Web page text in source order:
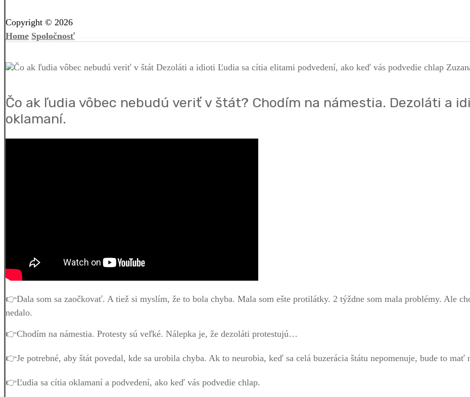
Copyright © 2026
Home Spoločnosť
Čo ak ľudia vôbec nebudú veriť v štát? Chodím na námestia. Dezoláti a
oklamaní.
👉Dala som sa zaočkovať. A tiež si myslím, že to bola chyba. Mala som ešte protilátky. 2 týždne som mala problémy. Ale
nedalo.
👉Chodím na námestia. Protesty sú veľké. Nálepka je, že dezoláti protestujú…
👉Je potrebné, aby štát povedal, kde sa urobila chyba. Ak to neurobia, keď sa celá buzerácia štátu nepomenuje, bude to mať
👉Ľudia sa cítia oklamaní a podvedení, ako keď vás podvedie chlap.